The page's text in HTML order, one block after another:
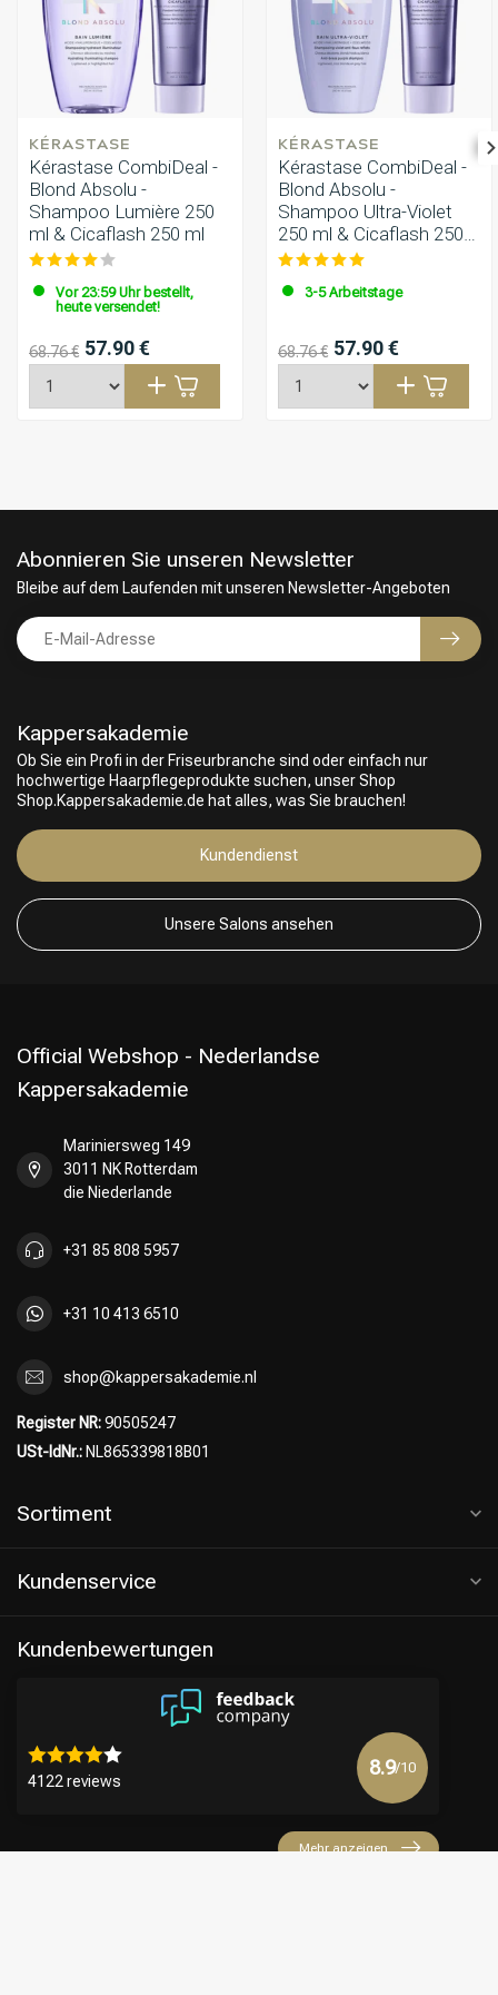
KÉRASTASE
Kérastase CombiDeal -
Blond Absolu -
Shampoo Lumière 250
ml & Cicaflash 250 ml
Vor 23:59 Uhr bestellt,
heute versendet!
68.76 € 57.90 €
KÉRASTASE
Kérastase CombiDeal -
Blond Absolu -
Shampoo Ultra-Violet
250 ml & Cicaflash 250
ml
3-5 Arbeitstage
68.76 € 57.90 €
Kappersakademie
Ob Sie ein Profi in der Friseurbranche sind oder einfach nur
hochwertige Haarpflegeprodukte suchen, unser Shop
Shop.Kappersakademie.de hat alles, was Sie brauchen!
Kundendienst
Unsere Salons ansehen
Abonnieren Sie unseren Newsletter
Bleibe auf dem Laufenden mit unseren Newsletter-Angeboten
Official Webshop - Nederlandse
Kappersakademie
Mariniersweg 149
3011 NK Rotterdam
die Niederlande
+31 85 808 5957
+31 10 413 6510
shop@kappersakademie.nl
Register NR:90505247
USt-IdNr.: NL865339818B01
Sortiment
Kundenservice
Kundenbewertungen
4122 reviews
8.9/10
Mehr anzeigen